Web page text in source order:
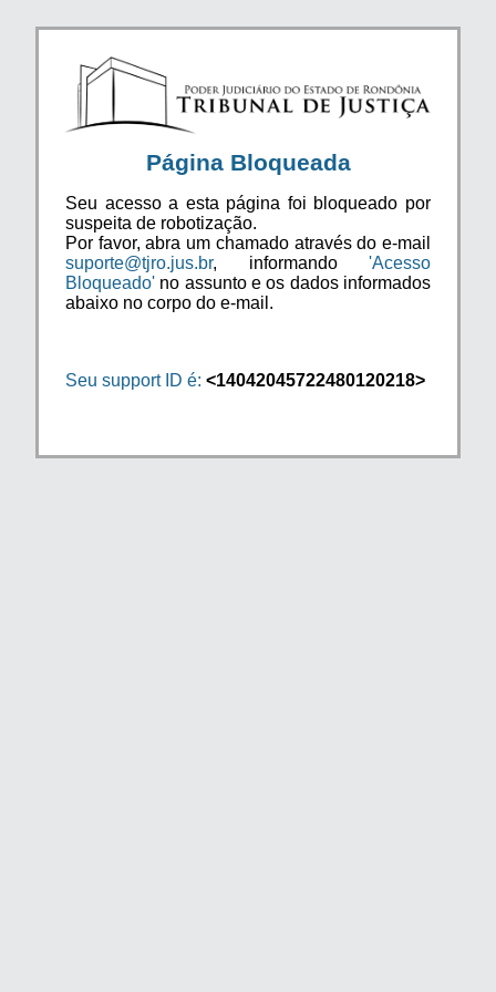
Página Bloqueada
Seu acesso a esta página foi bloqueado por
suspeita de robotização.
Por favor, abra um chamado através do e-mail
suporte@tjro.jus.br, informando 'Acesso
Bloqueado' no assunto e os dados informados
abaixo no corpo do e-mail.
Seu support ID é: <14042045722480120218>